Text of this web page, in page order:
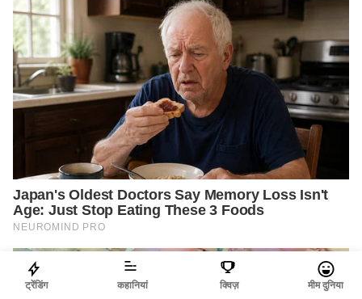
ट्रेंडिंग कहानियां क्विज़ मीम दुनिया